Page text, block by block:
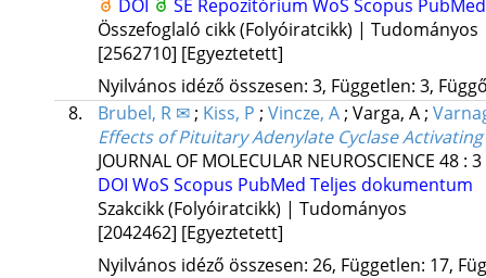
DOI
SE Repozitórium WoS Scopus PubMed
Összefoglaló cikk (Folyóiratcikk) | Tudományos
[2562710] [Egyeztetett]
Nyilvános idéző összesen: 3, Független: 3,
8.
Brubel, R ✉ ; Kiss, P ; Vincze, A ; Varga, A ;
Effects of Pituitary Adenylate Cyclase
JOURNAL OF MOLECULAR NEUROSCIENCE 48: 3
DOI WoS Scopus PubMed Teljes dokumentum
Szakcikk (Folyóiratcikk) | Tudományos
[2042462] [Egyeztetett]
Nyilvános idéző összesen: 26, Független: 17,